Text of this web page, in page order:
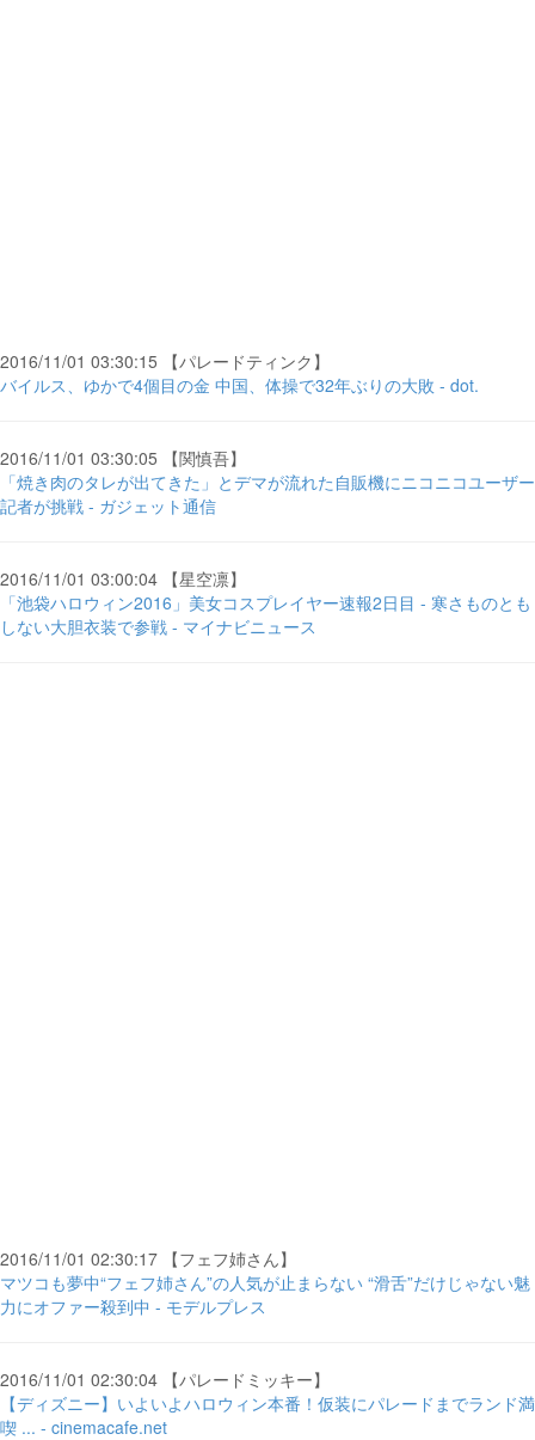
2016/11/01 03:30:15 【パレードティンク】
バイルス、ゆかで4個目の金 中国、体操で32年ぶりの大敗 - dot.
2016/11/01 03:30:05 【関慎吾】
「焼き肉のタレが出てきた」とデマが流れた自販機にニコニコユーザー
記者が挑戦 - ガジェット通信
2016/11/01 03:00:04 【星空凛】
「池袋ハロウィン2016」美女コスプレイヤー速報2日目 - 寒さものとも
しない大胆衣装で参戦 - マイナビニュース
2016/11/01 02:30:17 【フェフ姉さん】
マツコも夢中“フェフ姉さん”の人気が止まらない “滑舌”だけじゃない魅
力にオファー殺到中 - モデルプレス
2016/11/01 02:30:04 【パレードミッキー】
【ディズニー】いよいよハロウィン本番！仮装にパレードまでランド満
喫 ... - cinemacafe.net